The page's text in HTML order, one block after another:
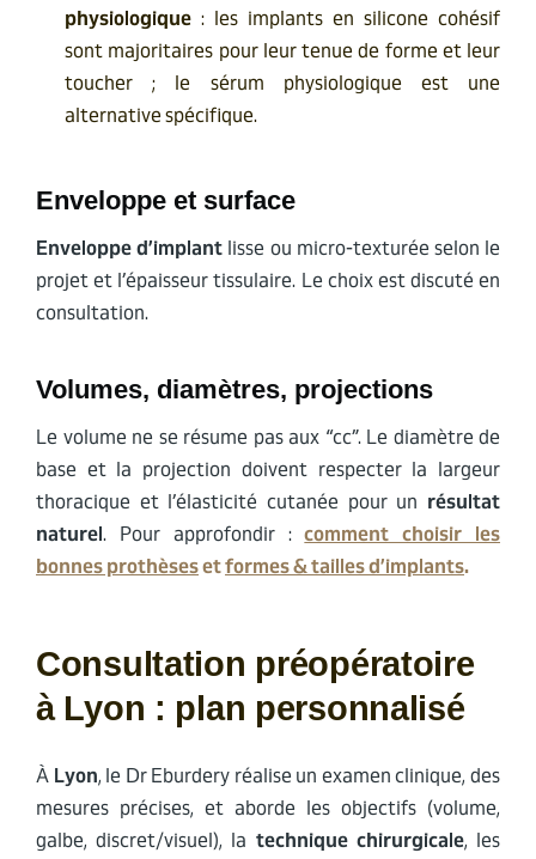
physiologique : les implants en silicone cohésif
sont majoritaires pour leur tenue de forme et leur
toucher ; le sérum physiologique est une
alternative spécifique.
Enveloppe et surface
Enveloppe d’implant lisse ou micro-texturée selon le
projet et l’épaisseur tissulaire. Le choix est discuté en
consultation.
Volumes, diamètres, projections
Le volume ne se résume pas aux “cc”. Le diamètre de
base et la projection doivent respecter la largeur
thoracique et l’élasticité cutanée pour un résultat
naturel. Pour approfondir :comment choisir les
bonnes prothèsesetformes & tailles d’implants.
Consultation préopératoire
à Lyon : plan personnalisé
À Lyon, le Dr Eburdery réalise un examen clinique, des
mesures précises, et aborde les objectifs (volume,
galbe, discret/visuel), la technique chirurgicale, les